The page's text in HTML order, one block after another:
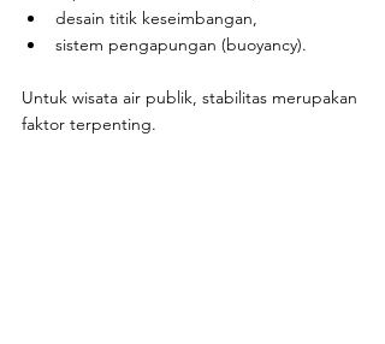
desain titik keseimbangan,
sistem pengapungan (buoyancy).
Untuk wisata air publik, stabilitas merupakan
faktor terpenting.